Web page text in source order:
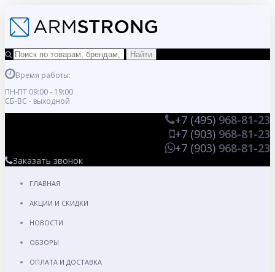
Время работы:
ПН-ПТ 09:00 - 19:00
СБ-ВС - выходной
+7 (495) 968-81-23
+7 (903) 968-81-23
+7 (903) 968-81-23
Заказать звонок
ГЛАВНАЯ
АКЦИИ И СКИДКИ
НОВОСТИ
ОБЗОРЫ
ОПЛАТА И ДОСТАВКА